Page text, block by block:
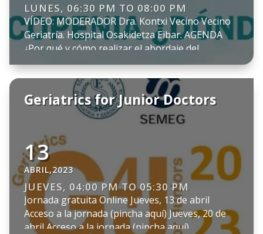
LUNES, 06:30 PM TO 08:00 PM
VÍDEO: MODERADOR Dra. Kontxi Vecino Vecino
Geriatría. Hospital Osakidetza Eibar. AGENDA
¿Por qué y cómo realizar el abordaje del
diagnóstico? Dra. Isabel Rodríguez Sánchez
Geriatría. Hospital Clínico San Carlos. Opciones
terapéuticas: Nutrición, ejercicio y otras
intervenciones. Dr. Gustavo Duque Geriatría.
Bone, Muscle and Gerosciencie Group. Research
PROGRAMA
Geriatrics for Junior Doctors
13
ABRIL,2023
JUEVES, 04:00 PM TO 05:30 PM
Jornada gratuita Online Jueves, 13 de abril
Acceso a la jornada (pincha aquí) Jueves, 20 de
abril Acceso a la jornada (pincha aquí)